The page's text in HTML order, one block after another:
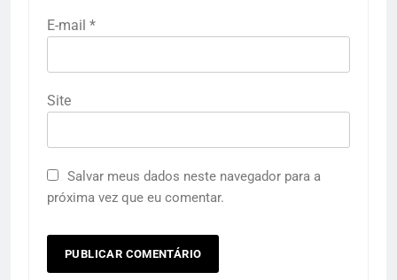
E-mail *
Site
Salvar meus dados neste navegador para a
próxima vez que eu comentar.